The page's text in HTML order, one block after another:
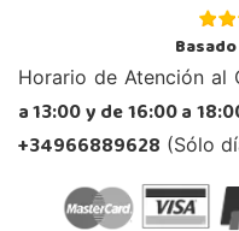
Horario de Atención al
a 13:00 y de 16:00 a
+34966889628 (Sólo